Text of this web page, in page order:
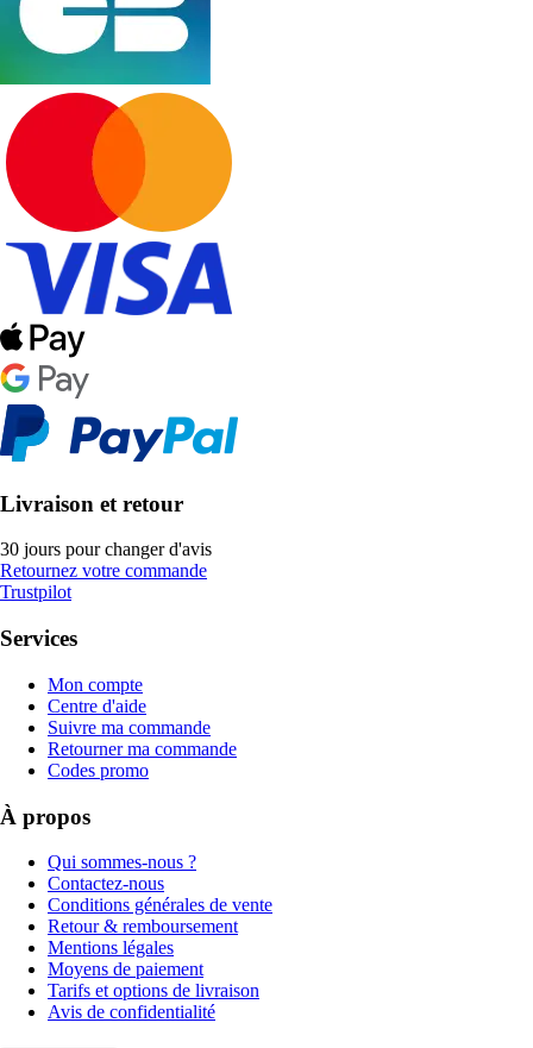
Livraison et retour
30 jours pour changer d'avis
Retournez votre commande
Trustpilot
Services
Mon compte
Centre d'aide
Suivre ma commande
Retourner ma commande
Codes promo
À propos
Qui sommes-nous ?
Contactez-nous
Conditions générales de vente
Retour & remboursement
Mentions légales
Moyens de paiement
Tarifs et options de livraison
Avis de confidentialité